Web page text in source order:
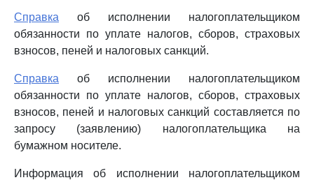
Справка об исполнении налогоплательщиком
обязанности по уплате налогов, сборов, страховых
взносов, пеней и налоговых санкций.
Справка об исполнении налогоплательщиком
обязанности по уплате налогов, сборов, страховых
взносов, пеней и налоговых санкций составляется по
запросу (заявлению) налогоплательщика на
бумажном носителе.
Информация об исполнении налогоплательщиком